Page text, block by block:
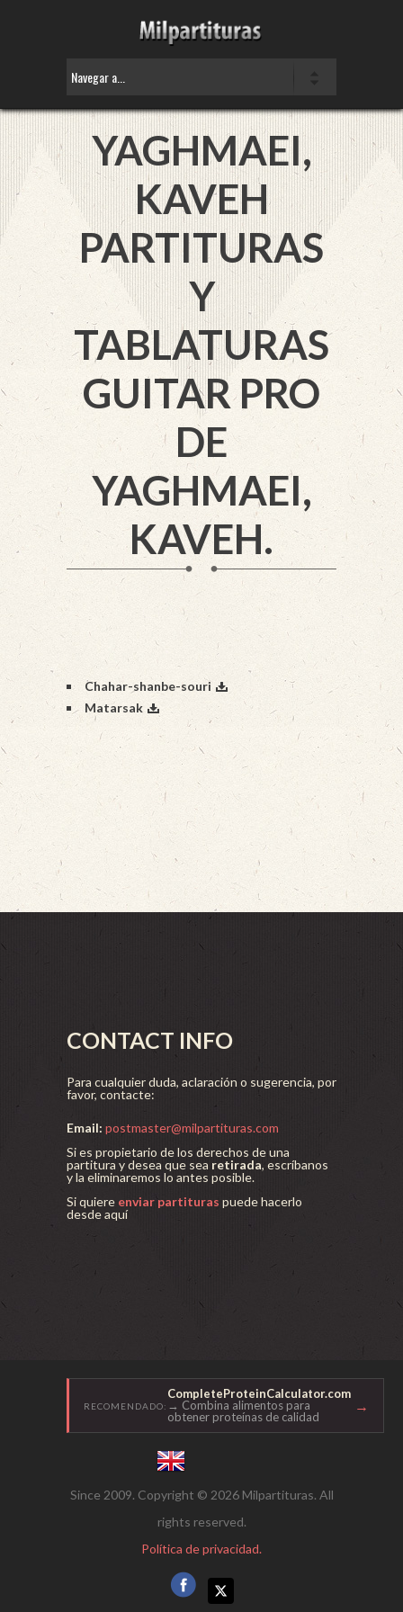
YAGHMAEI,
KAVEH
PARTITURAS
Y
TABLATURAS
GUITAR PRO
DE
YAGHMAEI,
KAVEH.
Chahar-shanbe-souri
Matarsak
CONTACT INFO
Para cualquier duda, aclaración o sugerencia, por
favor, contacte:
Email: postmaster@milpartituras.com
Si es propietario de los derechos de una
partitura y desea que sea retirada, escríbanos
y la eliminaremos lo antes posible.
Si quiere enviar partituras puede hacerlo
desde aquí
RECOMENDADO:
CompleteProteinCalculator.com
→ Combina alimentos para
obtener proteínas de calidad
→
Since 2009. Copyright © 2026 Milpartituras. All
rights reserved.
Política de privacidad.